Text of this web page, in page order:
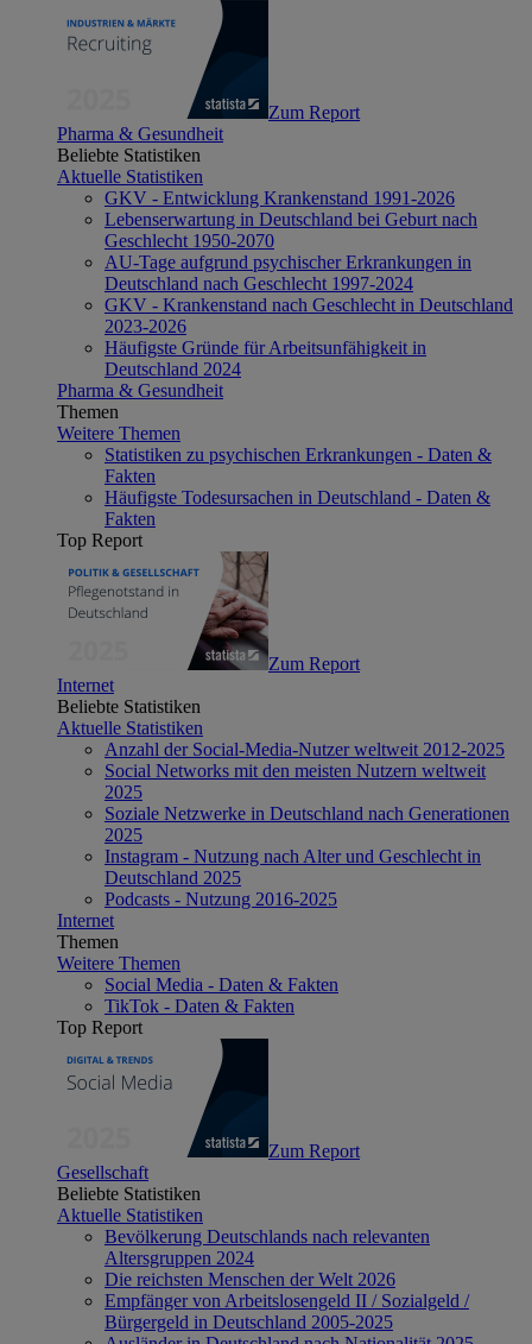
Zum Report
Pharma & Gesundheit
Beliebte Statistiken
Aktuelle Statistiken
GKV - Entwicklung Krankenstand 1991-2026
Lebenserwartung in Deutschland bei Geburt nach
Geschlecht 1950-2070
AU-Tage aufgrund psychischer Erkrankungen in
Deutschland nach Geschlecht 1997-2024
GKV - Krankenstand nach Geschlecht in Deutschland
2023-2026
Häufigste Gründe für Arbeitsunfähigkeit in
Deutschland 2024
Pharma & Gesundheit
Themen
Weitere Themen
Statistiken zu psychischen Erkrankungen - Daten &
Fakten
Häufigste Todesursachen in Deutschland - Daten &
Fakten
Top Report
Zum Report
Internet
Beliebte Statistiken
Aktuelle Statistiken
Anzahl der Social-Media-Nutzer weltweit 2012-2025
Social Networks mit den meisten Nutzern weltweit
2025
Soziale Netzwerke in Deutschland nach Generationen
2025
Instagram - Nutzung nach Alter und Geschlecht in
Deutschland 2025
Podcasts - Nutzung 2016-2025
Internet
Themen
Weitere Themen
Social Media - Daten & Fakten
TikTok - Daten & Fakten
Top Report
Zum Report
Gesellschaft
Beliebte Statistiken
Aktuelle Statistiken
Bevölkerung Deutschlands nach relevanten
Altersgruppen 2024
Die reichsten Menschen der Welt 2026
Empfänger von Arbeitslosengeld II / Sozialgeld /
Bürgergeld in Deutschland 2005-2025